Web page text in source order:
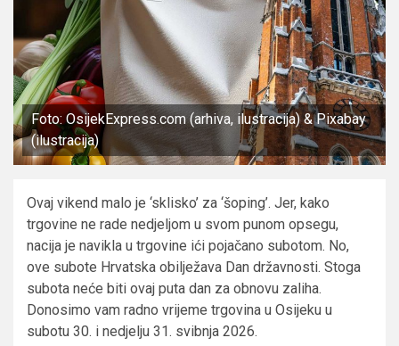
Foto: OsijekExpress.com (arhiva, ilustracija) & Pixabay
(ilustracija)
Ovaj vikend malo je ‘sklisko’ za ‘šoping’. Jer, kako
trgovine ne rade nedjeljom u svom punom opsegu,
nacija je navikla u trgovine ići pojačano subotom. No,
ove subote Hrvatska obilježava Dan državnosti. Stoga
subota neće biti ovaj puta dan za obnovu zaliha.
Donosimo vam radno vrijeme trgovina u Osijeku u
subotu 30. i nedjelju 31. svibnja 2026.